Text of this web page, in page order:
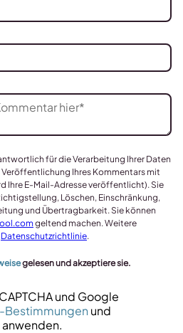
für die Verarbeitung Ihrer Daten
Ihres Kommentars mit
Ihre E-Mail-Adresse veröffentlicht). Sie
Löschen, Einschränkung,
und Übertragbarkeit. Sie können
geltend machen. Weitere
Datenschutzrichtlinie.
gelesen und akzeptiere sie.
und Google
Bestimmungen und
anwenden.